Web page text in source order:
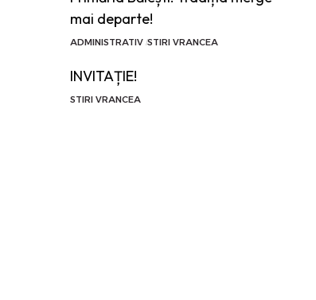
mai departe!
ADMINISTRATIV STIRI VRANCEA
INVITAȚIE!
STIRI VRANCEA